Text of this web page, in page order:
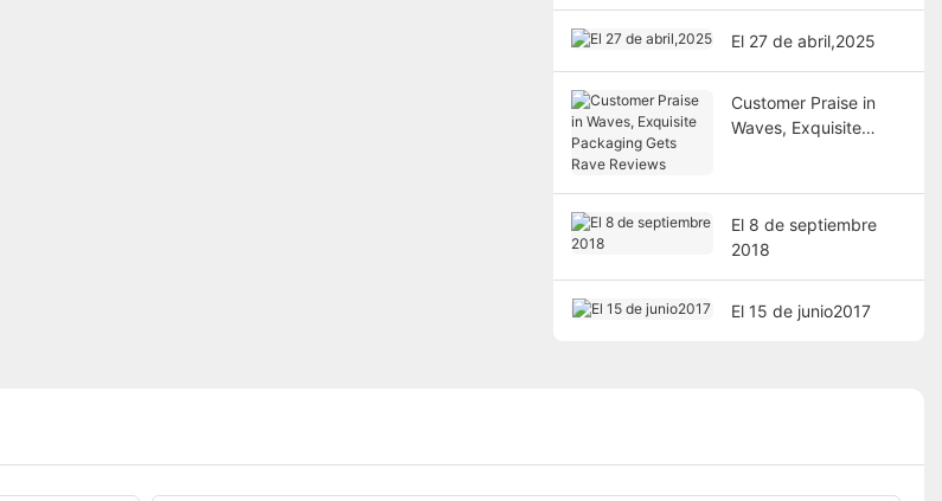
El 27 de abril,2025
Customer Praise in
Waves, Exquisite
El 8 de septiembre
2018
El 15 de junio2017